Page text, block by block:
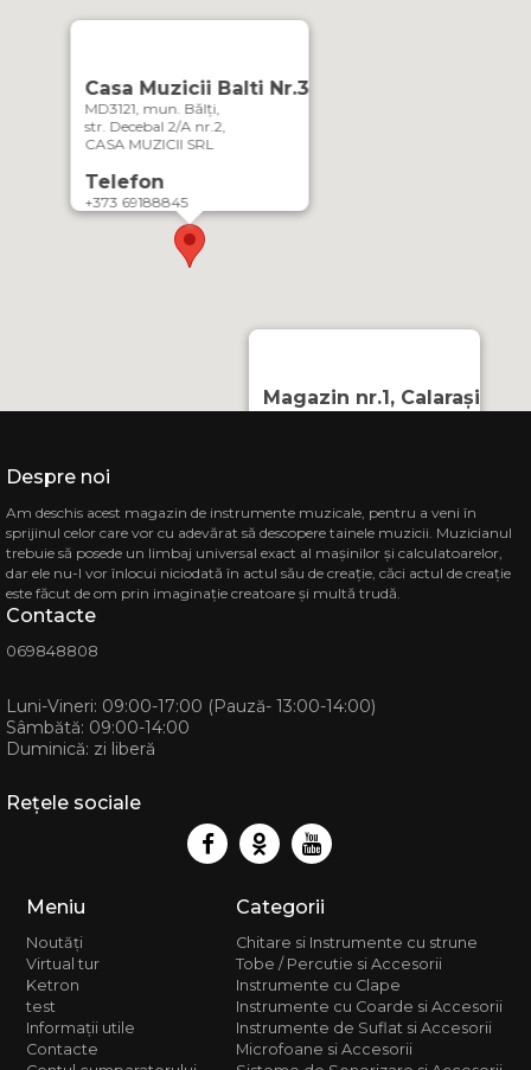
Magazin nr.1, Calarași
069848808
MD-
Casa Muzicii Balti Nr.3
MD3121, mun. Bălți,
str. Decebal 2/A nr.2,
CASA MUZICII SRL
Telefon
+373 69188845
Despre noi
Am deschis acest magazin de instrumente muzicale, pentru a veni în
sprijinul celor care vor cu adevărat să descopere tainele muzicii. Muzicianul
trebuie să posede un limbaj universal exact al mașinilor și calculatoarelor,
dar ele nu-l vor înlocui niciodată în actul său de creație, căci actul de creație
este făcut de om prin imaginație creatoare și multă trudă.
Contacte
069848808
Luni-Vineri: 09:00-17:00 (Pauză- 13:00-14:00)
Sâmbătă: 09:00-14:00
Duminică: zi liberă
Rețele sociale
Meniu
Noutăți
Virtual tur
Ketron
test
Informații utile
Contacte
Categorii
Chitare si Instrumente cu strune
Tobe / Percutie si Accesorii
Instrumente cu Clape
Instrumente cu Coarde si Accesorii
Instrumente de Suflat si Accesorii
Microfoane si Accesorii